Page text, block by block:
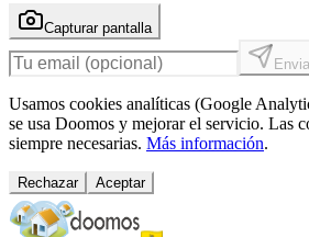
Capturar pantalla
Usamos cookies analíticas (Google
se usa Doomos y mejorar el servicio. Las
siempre necesarias. Más información.
Rechazar Aceptar